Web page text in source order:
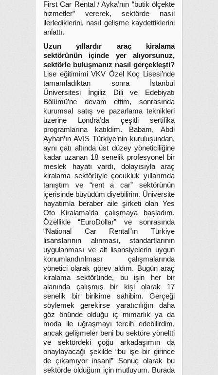
First Car Rental / Ayka’nın “butik ölçekte
hizmetler” vererek, sektörde nasıl
ilerlediklerini, nasıl gelişme kaydettiklerini
anlattı.
Uzun yıllardır araç kiralama
sektörünün içinde yer alıyorsunuz,
sektörle buluşmanız nasıl gerçekleşti?
Lise eğitimimi VKV Özel Koç Lisesi’nde
tamamladıktan sonra İstanbul
Üniversitesi İngiliz Dili ve Edebiyatı
Bölümü’ne devam ettim, sonrasında
kurumsal satış ve pazarlama teknikleri
üzerine Londra’da çeşitli sertifika
programlarına katıldım. Babam, Abdi
Ayhan’ın AVIS Türkiye’nin kuruluşundan,
aynı çatı altında üst düzey yöneticiliğine
kadar uzanan 18 senelik profesyonel bir
meslek hayatı vardı, dolayısıyla araç
kiralama sektörüyle çocukluk yıllarımda
tanıştım ve “rent a car” sektörünün
içerisinde büyüdüm diyebilirim. Üniversite
hayatımla beraber aile şirketi olan Yes
Oto Kiralama’da çalışmaya başladım.
Özellikle “EuroDollar” ve sonrasında
“National Car Rental”ın Türkiye
lisanslarının alınması, standartlarının
uygulanması ve alt lisansiyelerin uygun
konumlandırılması çalışmalarında
yönetici olarak görev aldım. Bugün araç
kiralama sektöründe, bu işin her bir
alanında çalışmış bir kişi olarak 17
senelik bir birikime sahibim. Gerçeği
söylemek gerekirse yaratıcılığın daha
göz önünde olduğu iç mimarlık ya da
moda ile uğraşmayı tercih edebilirdim,
ancak gelişmeler beni bu sektöre yöneltti
ve sektördeki çoğu arkadaşımın da
onaylayacağı şekilde “bu işe bir girince
de çıkamıyor insan!” Sonuç olarak bu
sektörde olduğum için mutluyum. Burada